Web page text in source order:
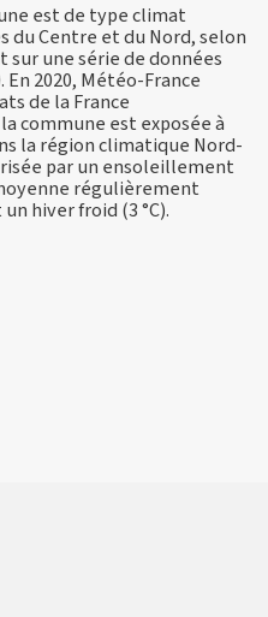
est de type climat
du Centre et du Nord, selon
sur une série de données
2020, Météo-France
de la France
commune est exposée à
la région climatique Nord-
par un ensoleillement
régulièrement
hiver froid (3 °C).